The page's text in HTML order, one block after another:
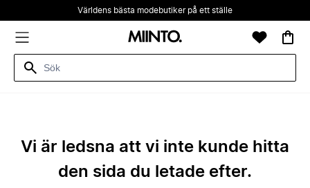
Världens bästa modebutiker på ett ställe
Vi är ledsna att vi inte kunde hitta
den sida du letade efter.